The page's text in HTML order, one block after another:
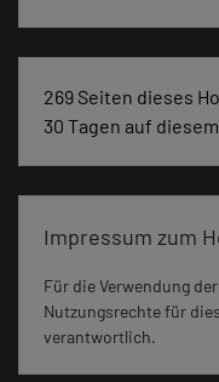
269 Seiten dieses
30 Tagen auf
Impressum zum
Für die Verwendung
Nutzungsrechte für
verantwortlich.